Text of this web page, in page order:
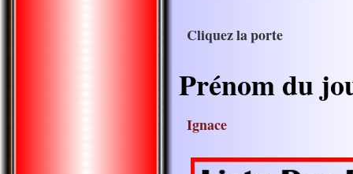
Cliquez la porte
Prénom du
Ignace